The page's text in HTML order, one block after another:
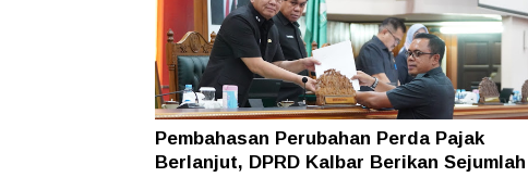
Karhutla Dekati SMKN 1 Sungai Raya, Tim
SAR Dit Samapta Polda Kalbar Antipasi
Api Meluas
Pembahasan Perubahan Perda Pajak
Berlanjut, DPRD Kalbar Berikan Sejumlah